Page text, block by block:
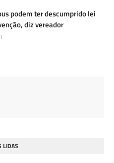
podem ter descumprido lei
diz vereador
LIDAS